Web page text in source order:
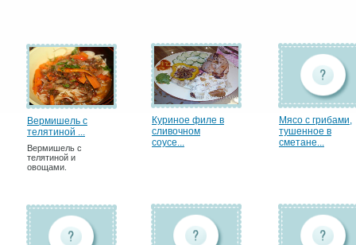
Вермишель с
телятиной ...
Вермишель с
телятиной и
овощами.
Куриное филе в
сливочном
соусе...
Мясо с грибами,
тушенное в
сметане...